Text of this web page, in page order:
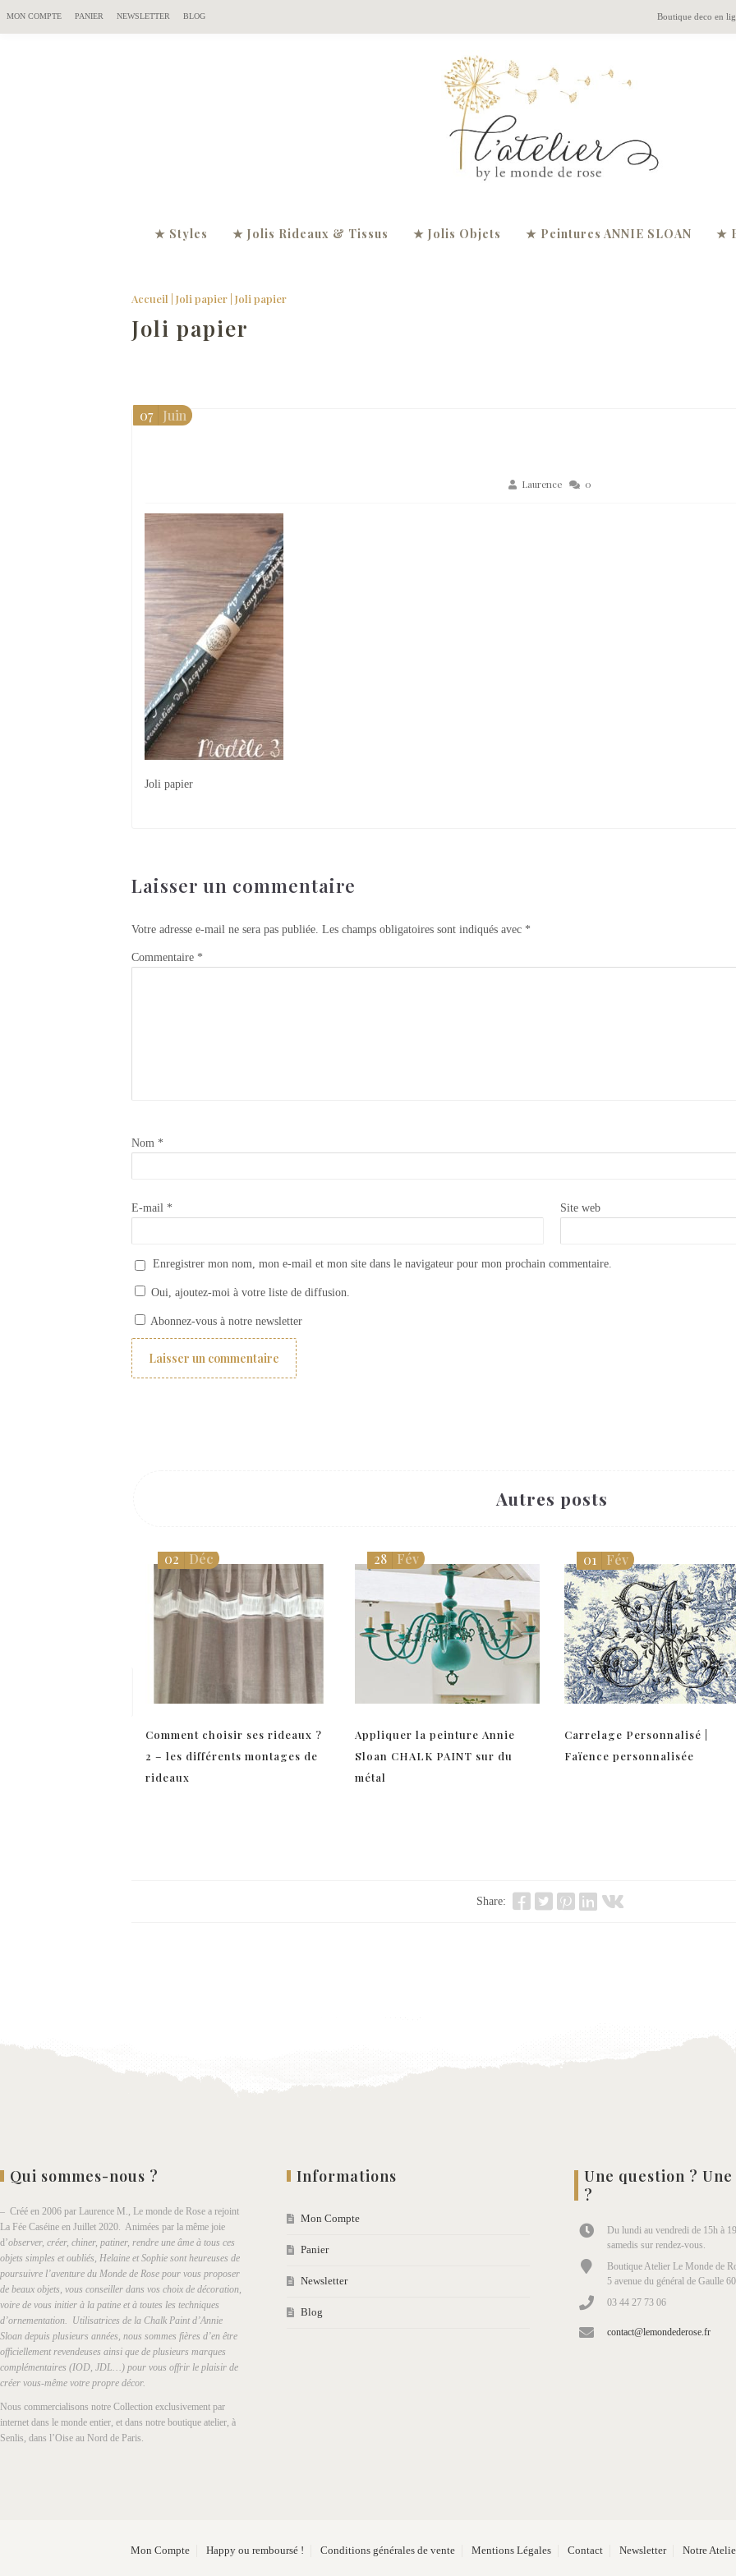
Boutique deco en
MON COMPTE PANIER NEWSLETTER BLOG
★ Styles ★ Jolis Rideaux & Tissus ★ Jolis Objets ★ Peintures ANNIE SLOAN ★
Accueil Joli papier Joli papier
Joli papier
Laurence 0
07 Juin
Joli papier
Laisser un commentaire
Votre adresse e-mail ne sera pas publiée. Les champs obligatoires sont indiqués avec *
Commentaire *
Nom *
E-mail * Site web
Enregistrer mon nom, mon e-mail et mon site dans le navigateur pour mon prochain commentaire.
Oui, ajoutez-moi à votre liste de diffusion.
Abonnez-vous à notre newsletter
Autres posts
Comment choisir ses rideaux ?
2 – les différents montages de
rideaux
02 Déc
Appliquer la peinture Annie
Sloan CHALK PAINT sur du
métal
28 Fév
Carrelage Personnalisé |
Faïence personnalisée
01 Fév
Share:
Qui sommes-nous ?
– Créé en 2006 par Laurence M., Le monde de Rose a rejoint
La Fée Caséine en Juillet 2020. Animées par la même joie
d’observer, créer, chiner, patiner, rendre une âme à tous ces
objets simples et oubliés, Helaine et Sophie sont heureuses de
poursuivre l’aventure du Monde de Rose pour vous proposer
de beaux objets, vous conseiller dans vos choix de décoration,
voire de vous initier à la patine et à toutes les techniques
d’ornementation. Utilisatrices de la Chalk Paint d’Annie
Sloan depuis plusieurs années, nous sommes fières d’en être
officiellement revendeuses ainsi que de plusieurs marques
complémentaires (IOD, JDL…) pour vous offrir le plaisir de
créer vous-même votre propre décor.
Nous commercialisons notre Collection exclusivement par
internet dans le monde entier, et dans notre boutique atelier, à
Senlis, dans l’Oise au Nord de Paris.
Informations
Mon Compte
Panier
Newsletter
Blog
Une question ?
?
Du lundi au vendredi de 15h à
samedis sur rendez-vous.
Boutique Atelier Le Monde de
5 avenue du général de Gaulle
03 44 27 73 06
contact@lemondederose.fr
Mon Compte Happy ou remboursé ! Conditions générales de vente Mentions Légales Contact Newsletter Notre